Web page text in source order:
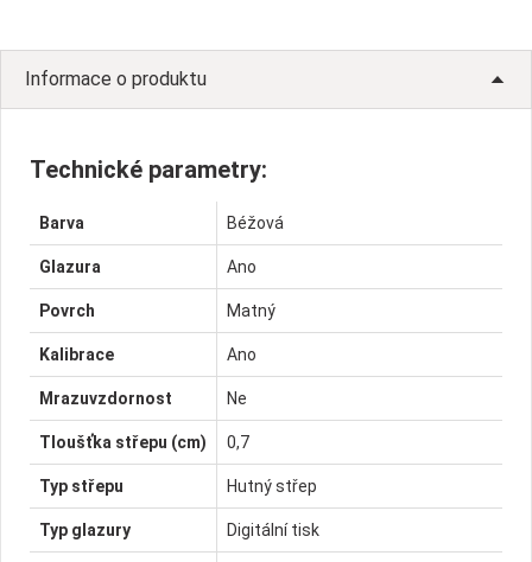
Informace o produktu
Technické parametry:
Barva Béžová
Glazura Ano
Povrch Matný
Kalibrace Ano
Mrazuvzdornost Ne
Tloušťka střepu (cm) 0,7
Typ střepu Hutný střep
Typ glazury Digitální tisk